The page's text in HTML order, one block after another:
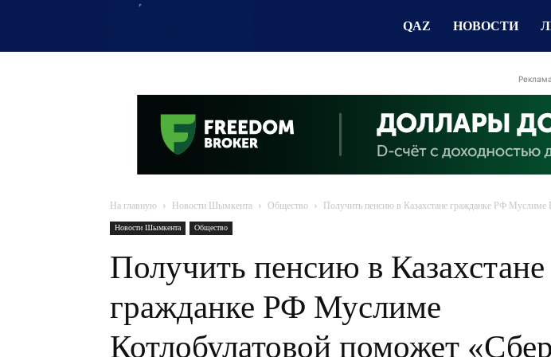
QAZ НОВОСТИ
Реклама
На главную Новости Шымкента Общество Получить пенсию в Казахстане гражданке РФ Муслиме
Новости Шымкента Общество
Получить пенсию в Казахстане
гражданке РФ Муслиме
Котлобулатовой поможет